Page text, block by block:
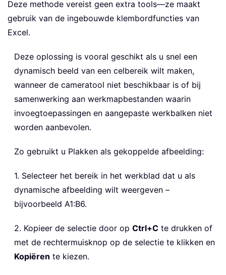
Deze methode vereist geen extra tools—ze maakt
gebruik van de ingebouwde klembordfuncties van
Excel.
Deze oplossing is vooral geschikt als u snel een
dynamisch beeld van een celbereik wilt maken,
wanneer de cameratool niet beschikbaar is of bij
samenwerking aan werkmapbestanden waarin
invoegtoepassingen en aangepaste werkbalken niet
worden aanbevolen.
Zo gebruikt u Plakken als gekoppelde afbeelding:
1. Selecteer het bereik in het werkblad dat u als
dynamische afbeelding wilt weergeven –
bijvoorbeeld A1:B6.
2. Kopieer de selectie door op Ctrl+C te drukken of
met de rechtermuisknop op de selectie te klikken en
Kopiëren te kiezen.